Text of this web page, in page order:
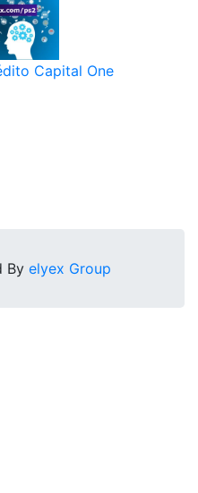
Capital One
By elyex Group